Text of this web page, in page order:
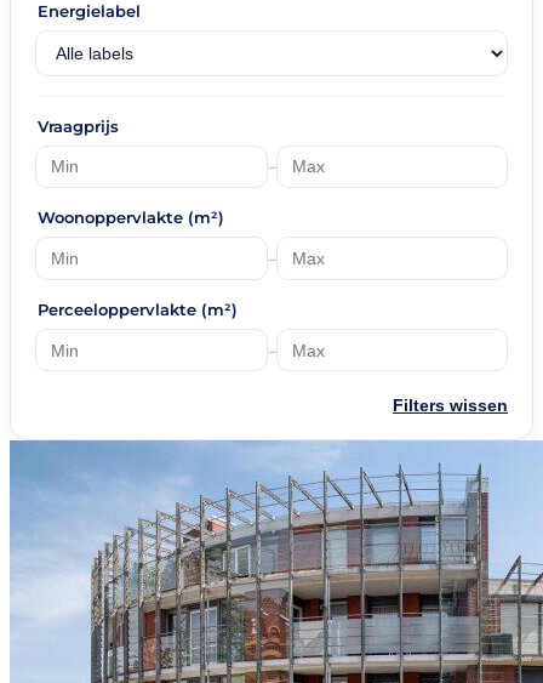
Energielabel
Vraagprijs
–
Woonoppervlakte (m²)
–
Perceeloppervlakte (m²)
–
Filters wissen